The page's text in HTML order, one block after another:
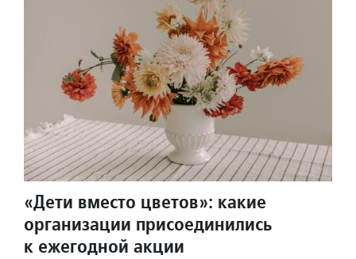
«Дети вместо цветов»: какие
организации присоединились
к ежегодной акции